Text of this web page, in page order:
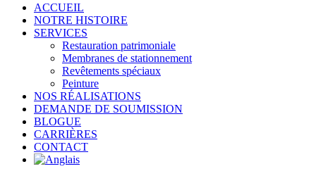
ACCUEIL
NOTRE HISTOIRE
SERVICES
Restauration patrimoniale
Membranes de stationnement
Revêtements spéciaux
Peinture
NOS RÉALISATIONS
DEMANDE DE SOUMISSION
BLOGUE
CARRIÈRES
CONTACT